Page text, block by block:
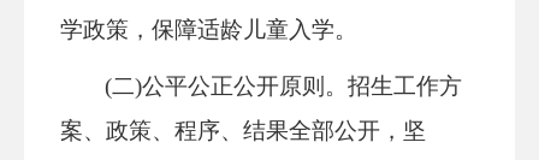
学政策，保障适龄儿童入学。
(二)公平公正公开原则。招生工作方
案、政策、程序、结果全部公开，坚